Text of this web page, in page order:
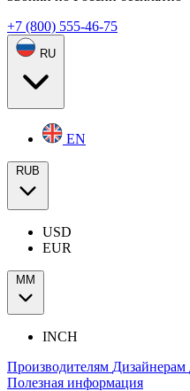
+7 (800) 555-46-75
RU
EN
RUB
USD
EUR
ММ
INCH
Производителям Дизайнерам
Полезная информация